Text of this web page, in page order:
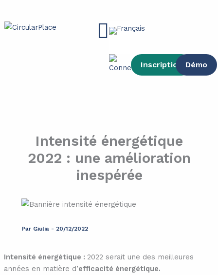
contenu
Main
Inscription Démo
Intensité énergétique
2022 : une amélioration
inespérée
Par Giulia - 20/12/2022
Intensité énergétique : 2022 serait une des meilleures
années en matière d’efficacité énergétique.